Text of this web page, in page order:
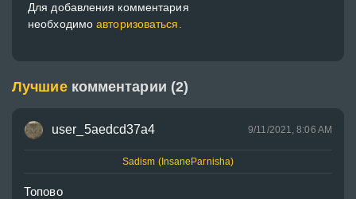
Для добавления комментария
необходимоавторизоваться.
Лучшие комментарии (2)
user_5aedcd37a4 9/11/2021, 8:06 AM
Sadism (InsaneParnisha)
Топово